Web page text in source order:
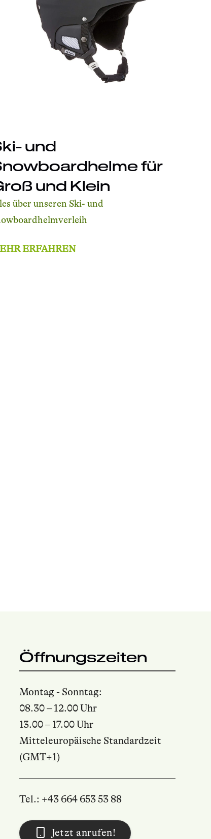
und
für
und Klein
über unseren Ski- und
ERFAHREN
Öffnungszeiten
Montag - Sonntag:
08.30 – 12.00 Uhr
13.00 – 17.00 Uhr
Mitteleuropäische Standardzeit
(GMT+1)
Tel.: +43 664 653 53 88
Jetzt anrufen!